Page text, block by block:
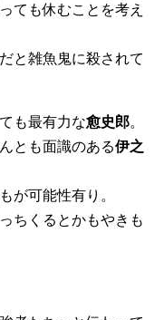
ても休むことを考え
と雑魚鬼に殺されて
も最有力な愈史郎。
とも面識のある伊之
が可能性有り。
ちくるとかもやきも